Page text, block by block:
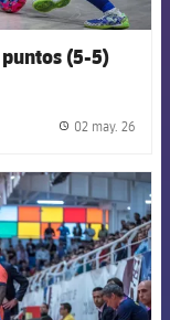
(5-5)
02 may. 26
badge